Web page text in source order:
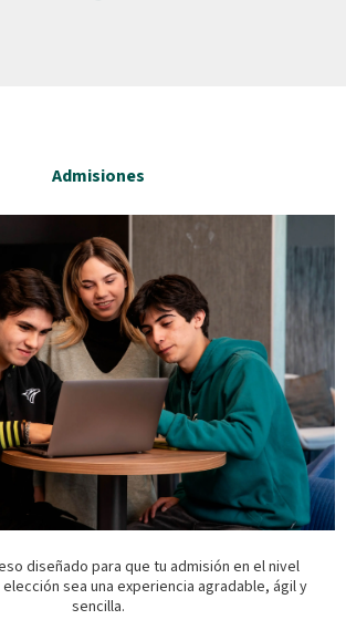
Admisiones
diseñado para que tu admisión en el nivel
sea una experiencia agradable, ágil y
sencilla.